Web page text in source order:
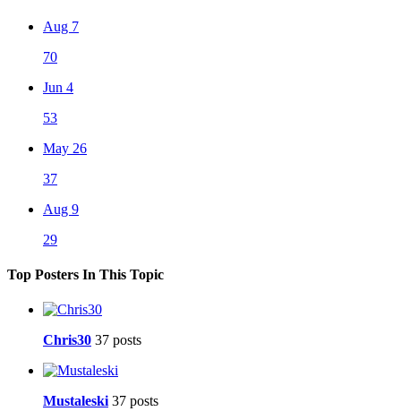
Aug 7
70
Jun 4
53
May 26
37
Aug 9
29
Top Posters In This Topic
Chris30 37 posts
Mustaleski 37 posts